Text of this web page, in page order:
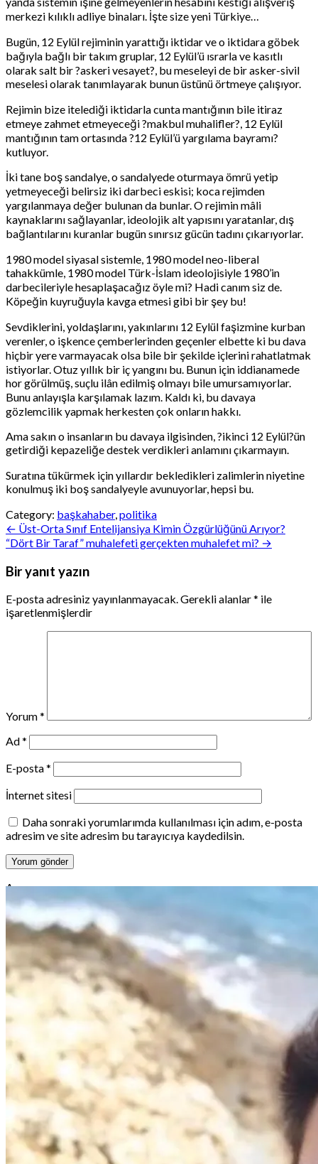
merkezi kılıklı adliye binaları. İşte size yeni Türkiye…
Bugün, 12 Eylül rejiminin yarattığı iktidar ve o iktidara göbek
bağıyla bağlı bir takım gruplar, 12 Eylül’ü ısrarla ve kasıtlı
olarak salt bir ?askeri vesayet?, bu meseleyi de bir asker-sivil
meselesi olarak tanımlayarak bunun üstünü örtmeye çalışıyor.
Rejimin bize itelediği iktidarla cunta mantığının bile itiraz
etmeye zahmet etmeyeceği ?makbul muhalifler?, 12 Eylül
mantığının tam ortasında ?12 Eylül’ü yargılama bayramı?
kutluyor.
İki tane boş sandalye, o sandalyede oturmaya ömrü yetip
yetmeyeceği belirsiz iki darbeci eskisi; koca rejimden
yargılanmaya değer bulunan da bunlar. O rejimin mâli
kaynaklarını sağlayanlar, ideolojik alt yapısını yaratanlar, dış
bağlantılarını kuranlar bugün sınırsız gücün tadını çıkarıyorlar.
1980 model siyasal sistemle, 1980 model neo-liberal
tahakkümle, 1980 model Türk-İslam ideolojisiyle 1980’in
darbecileriyle hesaplaşacağız öyle mi? Hadi canım siz de.
Köpeğin kuyruğuyla kavga etmesi gibi bir şey bu!
Sevdiklerini, yoldaşlarını, yakınlarını 12 Eylül faşizmine kurban
verenler, o işkence çemberlerinden geçenler elbette ki bu dava
hiçbir yere varmayacak olsa bile bir şekilde içlerini rahatlatmak
istiyorlar. Otuz yıllık bir iç yangını bu. Bunun için iddianamede
hor görülmüş, suçlu ilân edilmiş olmayı bile umursamıyorlar.
Bunu anlayışla karşılamak lazım. Kaldı ki, bu davaya
gözlemcilik yapmak herkesten çok onların hakkı.
Ama sakın o insanların bu davaya ilgisinden, ?ikinci 12 Eylül?ün
getirdiği kepazeliğe destek verdikleri anlamını çıkarmayın.
Suratına tükürmek için yıllardır bekledikleri zalimlerin niyetine
konulmuş iki boş sandalyeyle avunuyorlar, hepsi bu.
Category: başkahaber,politika
Yazı
gezinmesi
← Üst-Orta Sınıf Entelijansiya Kimin Özgürlüğünü Arıyor?
“Dört Bir Taraf” muhalefeti gerçekten muhalefet mi? →
Bir yanıt yazın
E-posta adresiniz yayınlanmayacak.Gerekli alanlar* ile
işaretlenmişlerdir
Yorum*
Ad*
E-posta*
İnternet sitesi
Daha sonraki yorumlarımda kullanılması için adım, e-posta
adresim ve site adresim bu tarayıcıya kaydedilsin.
Ara